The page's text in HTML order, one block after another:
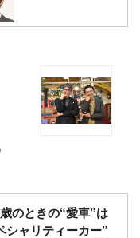
のときの“愛車”は
シャリティーカー”